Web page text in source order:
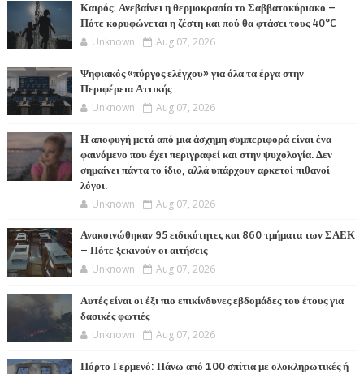
Καιρός: Ανεβαίνει η θερμοκρασία το Σαββατοκύριακο –
Πότε κορυφώνεται η ζέστη και πού θα φτάσει τους 40°C
Unknown Aug 07, 2026
Ψηφιακός «πύργος ελέγχου» για όλα τα έργα στην
Περιφέρεια Αττικής
Unknown Aug 07, 2026
Η αποφυγή μετά από μια άσχημη συμπεριφορά είναι ένα
φαινόμενο που έχει περιγραφεί και στην ψυχολογία. Δεν
σημαίνει πάντα το ίδιο, αλλά υπάρχουν αρκετοί πιθανοί
λόγοι.
Unknown Aug 07, 2026
Ανακοινώθηκαν 95 ειδικότητες και 860 τμήματα των ΣΑΕΚ
– Πότε ξεκινούν οι αιτήσεις
Unknown Aug 07, 2026
Αυτές είναι οι έξι πιο επικίνδυνες εβδομάδες του έτους για
δασικές φωτιές
Unknown Aug 07, 2026
Πόρτο Γερμενό: Πάνω από 100 σπίτια με ολοκληρωτικές ή